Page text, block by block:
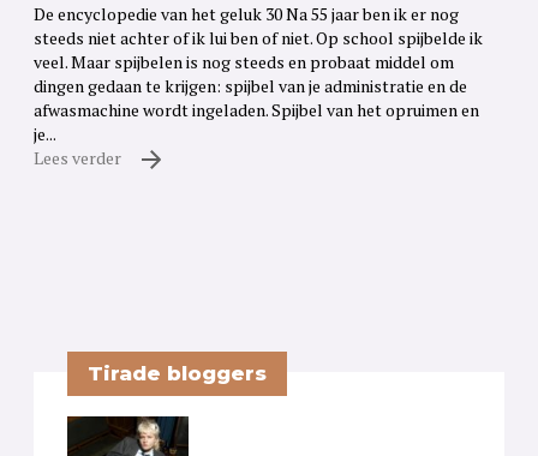
De encyclopedie van het geluk 30 Na 55 jaar ben ik er nog
steeds niet achter of ik lui ben of niet. Op school spijbelde ik
veel. Maar spijbelen is nog steeds en probaat middel om
dingen gedaan te krijgen: spijbel van je administratie en de
afwasmachine wordt ingeladen. Spijbel van het opruimen en
je...
Lees verder
Tirade bloggers